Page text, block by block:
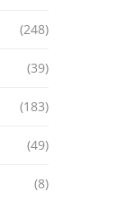
(248)
(39)
(183)
(49)
(8)